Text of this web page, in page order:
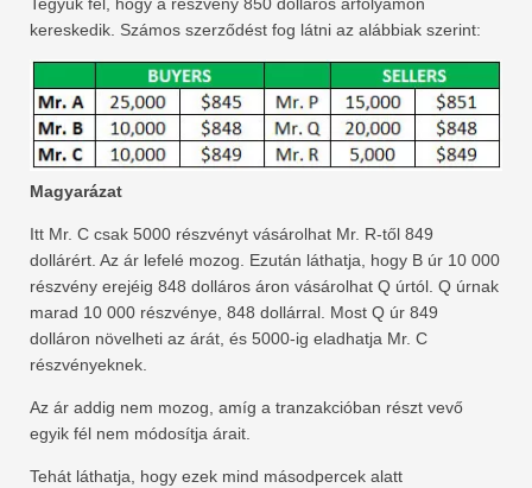
kereskedik. Számos szerződést fog látni az alábbiak szerint:
Magyarázat
Itt Mr. C csak 5000 részvényt vásárolhat Mr. R-től 849
dollárért. Az ár lefelé mozog. Ezután láthatja, hogy B úr 10 000
részvény erejéig 848 dolláros áron vásárolhat Q úrtól. Q úrnak
marad 10 000 részvénye, 848 dollárral. Most Q úr 849
dolláron növelheti az árát, és 5000-ig eladhatja Mr. C
részvényeknek.
Az ár addig nem mozog, amíg a tranzakcióban részt vevő
egyik fél nem módosítja árait.
Tehát láthatja, hogy ezek mind másodpercek alatt